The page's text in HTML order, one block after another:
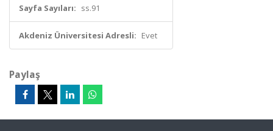
Sayfa Sayıları: ss.91
Akdeniz Üniversitesi Adresli: Evet
Paylaş